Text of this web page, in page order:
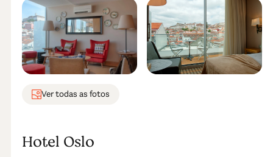
Ver todas as fotos
Hotel Oslo